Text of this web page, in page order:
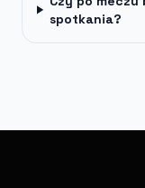
spotkania?